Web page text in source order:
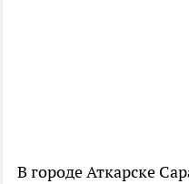
В городе Аткарске